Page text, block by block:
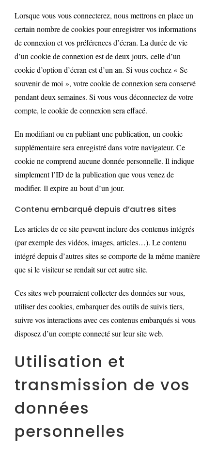
Lorsque vous vous connecterez, nous mettrons en place un
certain nombre de cookies pour enregistrer vos informations
de connexion et vos préférences d’écran. La durée de vie
d’un cookie de connexion est de deux jours, celle d’un
cookie d’option d’écran est d’un an. Si vous cochez « Se
souvenir de moi », votre cookie de connexion sera conservé
pendant deux semaines. Si vous vous déconnectez de votre
compte, le cookie de connexion sera effacé.
En modifiant ou en publiant une publication, un cookie
supplémentaire sera enregistré dans votre navigateur. Ce
cookie ne comprend aucune donnée personnelle. Il indique
simplement l’ID de la publication que vous venez de
modifier. Il expire au bout d’un jour.
Contenu embarqué depuis d’autres sites
Les articles de ce site peuvent inclure des contenus intégrés
(par exemple des vidéos, images, articles…). Le contenu
intégré depuis d’autres sites se comporte de la même manière
que si le visiteur se rendait sur cet autre site.
Ces sites web pourraient collecter des données sur vous,
utiliser des cookies, embarquer des outils de suivis tiers,
suivre vos interactions avec ces contenus embarqués si vous
disposez d’un compte connecté sur leur site web.
Utilisation et
transmission de vos
données
personnelles